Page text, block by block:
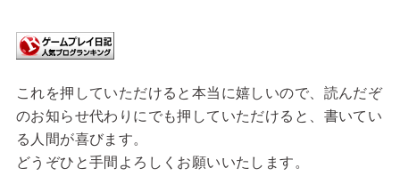
これを押していただけると本当に嬉しいので、読んだぞ
のお知らせ代わりにでも押していただけると、書いてい
る人間が喜びます。
どうぞひと手間よろしくお願いいたします。